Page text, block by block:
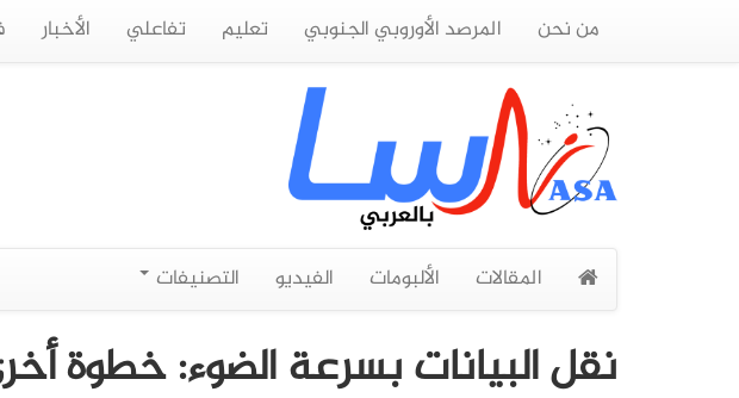
من نحن المرصد الأوروبي الجنوبي تعليم تفاعلي الأخبار
المقالات الألبومات الفيديو التصنيفات
نقل البيانات بسرعة الضوء: خطوة